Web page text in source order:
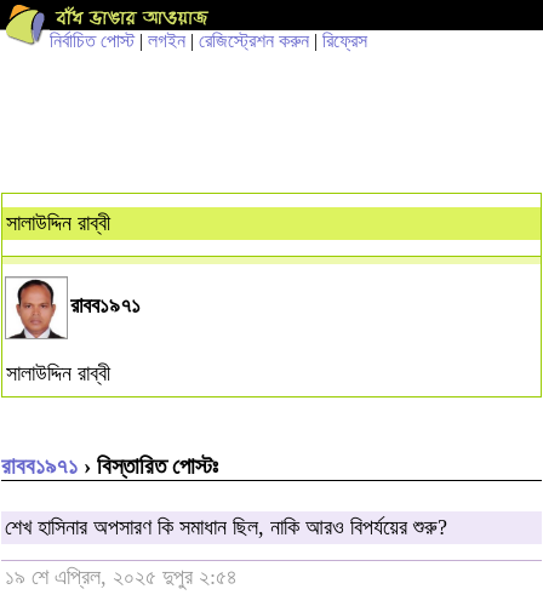
নির্বাচিত পোস্ট| লগইন | রেজিস্ট্রেশন করুন | রিফ্রেস
সালাউদ্দিন রাব্বী
রাবব১৯৭১
সালাউদ্দিন রাব্বী
রাবব১৯৭১ › বিস্তারিত পোস্টঃ
শেখ হাসিনার অপসারণ কি সমাধান ছিল, নাকি আরও বিপর্যয়ের শুরু?
১৯ শে এপ্রিল, ২০২৫ দুপুর ২:৫৪